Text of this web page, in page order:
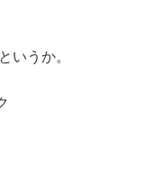
いうか。